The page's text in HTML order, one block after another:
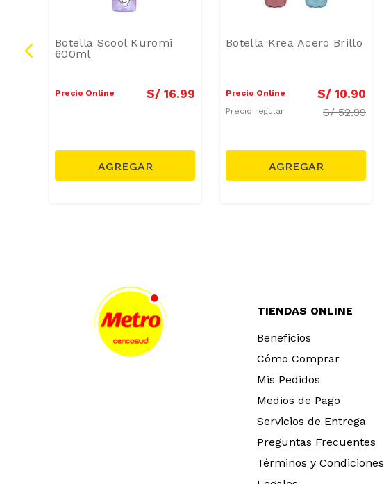
Botella Scool Kuromi
600ml
Precio Online S/ 16.99
Botella Krea Acero Brillo
Precio Online S/ 10.90
Precio regular S/52.99
TIENDAS ONLINE
Beneficios
Cómo Comprar
Mis Pedidos
Medios de Pago
Servicios de Entrega
Preguntas Frecuentes
Términos y Condiciones